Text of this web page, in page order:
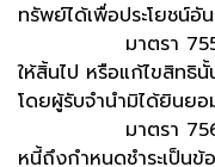
ทรัพย์ได้เพื่อประโยชน์อั
มาตรา 755 ถ้าจ
ให้สิ้นไป หรือแก้ไขสิทธิ
โดยผู้รับจำนำมิได้ยินย
มาตรา 756 การ
หนี้ถึงกำหนดชำระเป็น